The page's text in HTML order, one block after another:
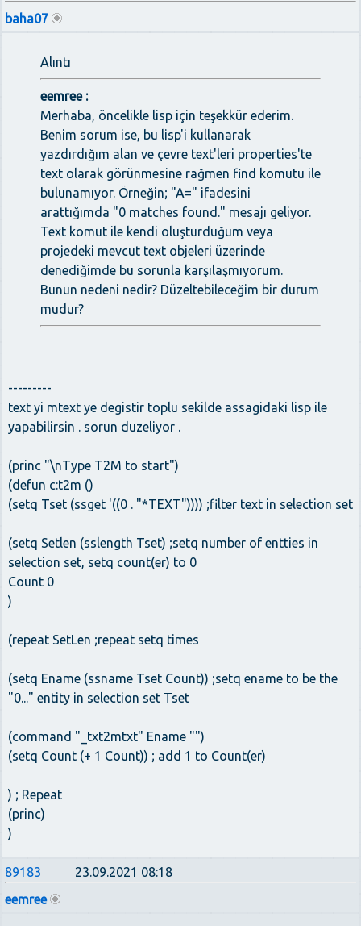
baha07
Alıntı
eemree :
Merhaba, öncelikle lisp için teşekkür ederim.
Benim sorum ise, bu lisp'i kullanarak
yazdırdığım alan ve çevre text'leri properties'te
text olarak görünmesine rağmen find komutu ile
bulunamıyor. Örneğin; "A=" ifadesini
arattığımda "0 matches found." mesajı geliyor.
Text komut ile kendi oluşturduğum veya
projedeki mevcut text objeleri üzerinde
denediğimde bu sorunla karşılaşmıyorum.
Bunun nedeni nedir? Düzeltebileceğim bir durum
mudur?
---------
text yi mtext ye degistir toplu sekilde assagidaki lisp ile
yapabilirsin . sorun duzeliyor .
(princ "\nType T2M to start")
(defun c:t2m ()
(setq Tset (ssget '((0 . "*TEXT")))) ;filter text in selection set
(setq Setlen (sslength Tset) ;setq number of entties in
selection set, setq count(er) to 0
Count 0
)
(repeat SetLen ;repeat setq times
(setq Ename (ssname Tset Count)) ;setq ename to be the
"0..." entity in selection set Tset
(command "_txt2mtxt" Ename "")
(setq Count (+ 1 Count)) ; add 1 to Count(er)
) ; Repeat
(princ)
)
89183
23.09.2021 08:18
eemree